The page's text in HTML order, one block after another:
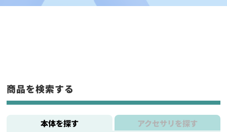
商品を検索する
本体を探す アクセサリを探す